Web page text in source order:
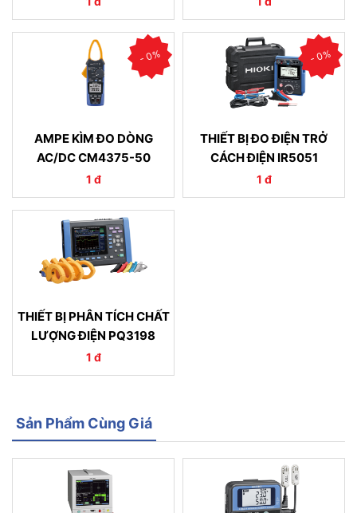
- 0%
AMPE KÌM ĐO DÒNG
AC/DC CM4375-50
1 đ
- 0%
THIẾT BỊ ĐO ĐIỆN TRỞ
CÁCH ĐIỆN IR5051
1 đ
THIẾT BỊ PHÂN TÍCH CHẤT
LƯỢNG ĐIỆN PQ3198
1 đ
Sản Phẩm Cùng Giá